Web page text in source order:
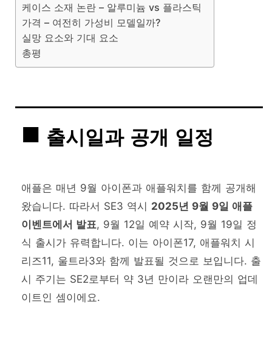
케이스 소재 논란 – 알루미늄 vs 플라스틱
가격 – 여전히 가성비 모델일까?
실망 요소와 기대 요소
총평
출시일과 공개 일정
애플은 매년 9월 아이폰과 애플워치를 함께 공개해
왔습니다. 따라서 SE3 역시 2025년 9월 9일 애플
이벤트에서 발표, 9월 12일 예약 시작, 9월 19일 정
식 출시가 유력합니다. 이는 아이폰17, 애플워치 시
리즈11, 울트라3와 함께 발표될 것으로 보입니다. 출
시 주기는 SE2로부터 약 3년 만이라 오랜만의 업데
이트인 셈이에요.